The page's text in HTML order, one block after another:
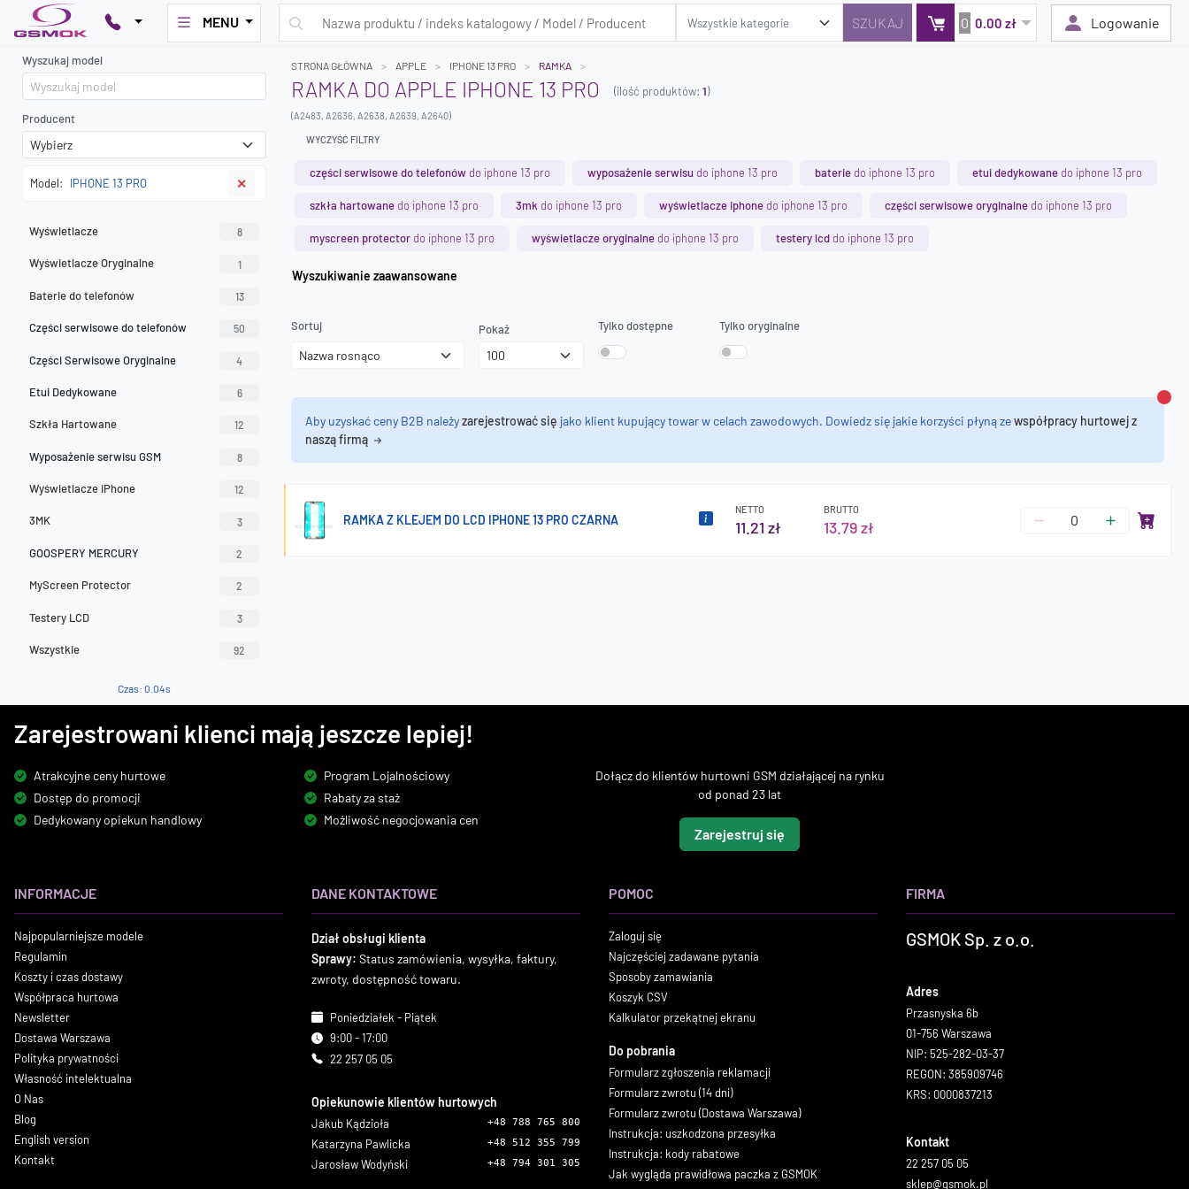
MENU 0 0.00 zł Logowanie
Wyszukaj model
Producent
Model: IPHONE 13 PRO ✕
Wyświetlacze 8
Wyświetlacze Oryginalne 1
Baterie do telefonów 13
Części serwisowe do telefonów 50
Części Serwisowe Oryginalne 4
Etui Dedykowane 6
Szkła Hartowane 12
Wyposażenie serwisu GSM 8
Wyświetlacze iPhone 12
3MK 3
GOOSPERY MERCURY 2
MyScreen Protector 2
Testery LCD 3
Wszystkie 92
Czas: 0.04s
STRONA GŁÓWNA APPLE IPHONE 13 PRO RAMKA
RAMKA DO APPLE IPHONE 13 PRO (ilość produktów: 1)
(A2483, A2636, A2638, A2639, A2640)
WYCZYŚĆ FILTRY
części serwisowe do telefonów do iphone 13 pro wyposażenie serwisu do iphone 13 pro baterie do iphone 13 pro etui dedykowane do iphone 13 pro
szkła hartowane do iphone 13 pro 3mk do iphone 13 pro wyświetlacze iphone do iphone 13 pro części serwisowe oryginalne do iphone 13 pro
myscreen protector do iphone 13 pro wyświetlacze oryginalne do iphone 13 pro testery lcd do iphone 13 pro
Wyszukiwanie zaawansowane
Sortuj Pokaż Tylko dostępne Tylko oryginalne
Aby uzyskać ceny B2B należyzarejestrować się jako klient kupujący towar w celach zawodowych. Dowiedz się jakie korzyści płyną zewspółpracy hurtowej z
naszą firmą
RAMKA Z KLEJEM DO LCD IPHONE 13 PRO CZARNA
NETTO
11.21 zł
BRUTTO
13.79 zł
Zarejestrowani klienci mają jeszcze lepiej!
Atrakcyjne ceny hurtowe
Dostęp do promocji
Dedykowany opiekun handlowy
Program Lojalnościowy
Rabaty za staż
Możliwość negocjowania cen
Dołącz do klientów hurtowni GSM działającej na rynku
od ponad 23 lat
Zarejestruj się
INFORMACJE
Najpopularniejsze modele
Regulamin
Koszty i czas dostawy
Współpraca hurtowa
Newsletter
Dostawa Warszawa
Polityka prywatności
Własność intelektualna
O Nas
Blog
English version
Kontakt
DANE KONTAKTOWE
Dział obsługi klienta
Sprawy: Status zamówienia, wysyłka, faktury,
zwroty, dostępność towaru.
Poniedziałek - Piątek
9:00 - 17:00
22 257 05 05
Opiekunowie klientów hurtowych
Jakub Kądzioła +48 788 765 800
Katarzyna Pawlicka +48 512 355 799
Jarosław Wodyński +48 794 301 305
POMOC
Zaloguj się
Najczęściej zadawane pytania
Sposoby zamawiania
Koszyk CSV
Kalkulator przekątnej ekranu
Do pobrania
Formularz zgłoszenia reklamacji
Formularz zwrotu (14 dni)
Formularz zwrotu (Dostawa Warszawa)
Instrukcja: uszkodzona przesyłka
Instrukcja: kody rabatowe
Jak wygląda prawidłowa paczka z GSMOK
FIRMA
GSMOK Sp. z o.o.
Adres
Przasnyska 6b
01-756 Warszawa
NIP: 525-282-03-37
REGON: 385909746
KRS: 0000837213
Kontakt
22 257 05 05
sklep@gsmok.pl